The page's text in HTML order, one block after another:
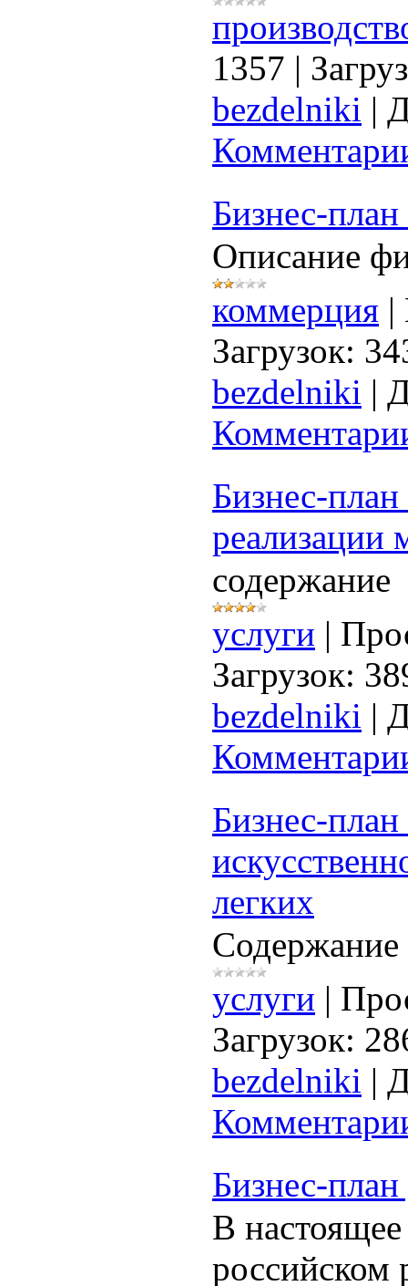
1357 |
bezdelniki |
Бизнес-план
Описание
коммерция |
Загрузок:
bezdelniki |
Бизнес-
реализации
содержание
услуги |
Загрузок:
bezdelniki |
Бизнес-план
легких
Содержание
услуги |
Загрузок:
bezdelniki |
Бизнес-план
В
российском